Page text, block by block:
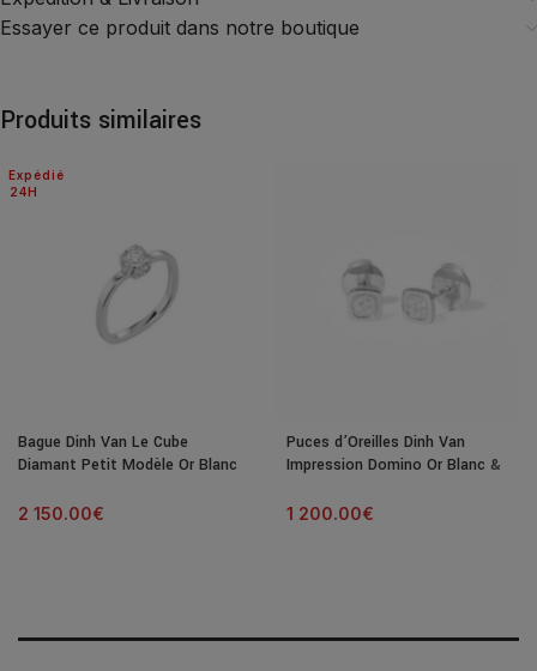
Essayer ce produit dans notre boutique
Produits similaires
24H
Expédié
Bague Dinh Van Le Cube
Diamant Petit Modèle Or Blanc
2 150.00€
Puces d’Oreilles Dinh Van
Impression Domino Or Blanc &
1 200.00€